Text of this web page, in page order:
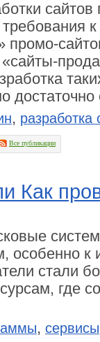
сайтов
промо-
, разработка
Все публикации
Как
особенно
стали
где
, сервисы